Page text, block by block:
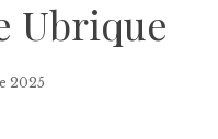
Ubrique
2025